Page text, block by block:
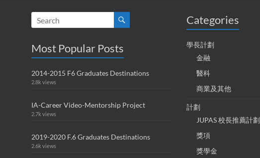
Most Popular Posts
2014-2015 F6 Graduates Destinations
2.8k views
IA-Career Video-Mentorship Project
2.7k views
2019-2020 F.6 Graduates Destinations
2.6k views
Categories
學長計劃
金融
醫科
商業及其他
計劃
JUPAS 校長推薦計劃
獎項
獎學金